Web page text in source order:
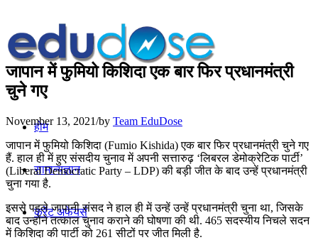
होम
सामान्यज्ञान
करेंट अफेयर्स
जापान में फुमियो किशिदा एक बार फिर प्रधानमंत्री
चुने गए
November 13, 2021/by Team EduDose
जापान में फुमियो किशिदा (Fumio Kishida) एक बार फिर प्रधानमंत्री चुने गए
हैं. हाल ही में हुए संसदीय चुनाव में अपनी सत्तारुढ़ ‘लिबरल डेमोक्रेटिक पार्टी’
(Liberal Democratic Party – LDP) की बड़ी जीत के बाद उन्हें प्रधानमंत्री
चुना गया है.
इससे पहले जापानी संसद ने हाल ही में उन्हें उन्हें प्रधानमंत्री चुना था, जिसके
बाद उन्होंने तत्काल चुनाव कराने की घोषणा की थी. 465 सदस्यीय निचले सदन
में किशिदा की पार्टी को 261 सीटों पर जीत मिली है.